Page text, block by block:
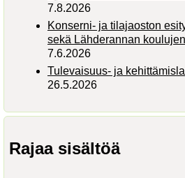
7.8.2026
Konserni- ja tilajaoston
sekä Lähderannan
7.6.2026
Tulevaisuus- ja
26.5.2026
Rajaa sisältöä